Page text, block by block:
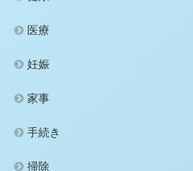
医療
妊娠
家事
手続き
掃除